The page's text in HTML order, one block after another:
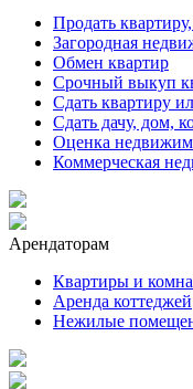
Продать
Загородная
Обмен квартир
Срочный выкуп
Сдать квартиру
Сдать дачу, дом,
Оценка
Коммерческая
Арендаторам
Квартиры и
Аренда коттеджей
Нежилые